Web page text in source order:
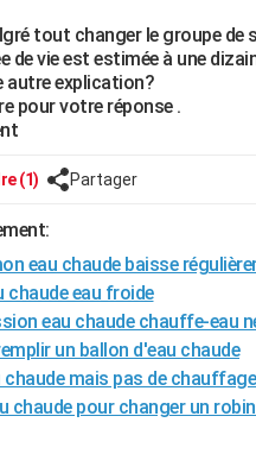
tout changer le groupe de
de vie est estimée à une
autre explication?
pour votre réponse .
(1) Partager
eau chaude baisse
chaude eau froide
eau chaude chauffe-eau
un ballon d'eau chaude
chaude mais pas de
chaude pour changer un